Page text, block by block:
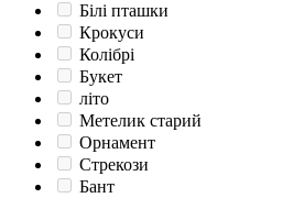
Білі пташки
Крокуси
Колібрі
Букет
літо
Метелик старий
Орнамент
Стрекози
Бант